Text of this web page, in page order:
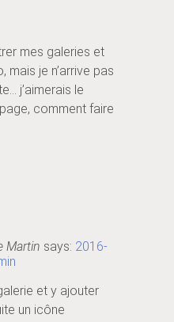
mes galeries et
mais je n’arrive pas
j’aimerais le
comment faire
Martin says: 2016-
et y ajouter
un icône